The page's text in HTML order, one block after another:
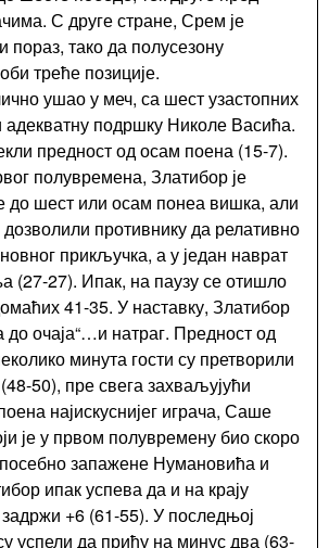
С друге стране, Срем је
пораз, тако да полусезону
треће позиције.
ушао у меч, са шест узастопних
подршку Николе Васића.
предност од осам поена (15-7).
полувремена, Златибор је
до шест или осам понеа вишка, али
противнику да релативно
прикључка, а у један наврат
(27-27). Ипак, на паузу се отишло
41-35. У наставку, Златибор
до очаја“…и натраг. Предност од
минута гости су претворили
50), пре свега захваљујући
најискуснијег играча, Саше
је у првом полувремену био скоро
запажене Нумановића и
ипак успева да и на крају
+6 (61-55). У последњој
успели да приђу на минус два (63-